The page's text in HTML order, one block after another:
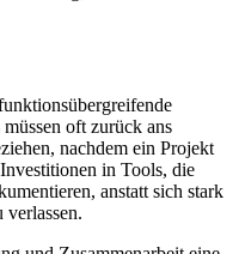
oft zurück ans
nachdem ein Projekt
in Tools, die
anstatt sich stark